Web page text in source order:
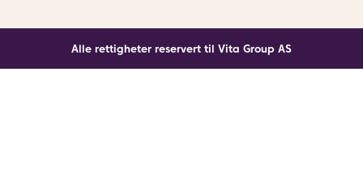
Alle rettigheter reservert til Vita Group AS